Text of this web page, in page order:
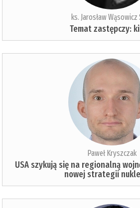
ks. Jarosław Wąsowicz
Temat zastępczy:
Paweł Kryszczak
USA szykują się na regionalną
nowej strategii